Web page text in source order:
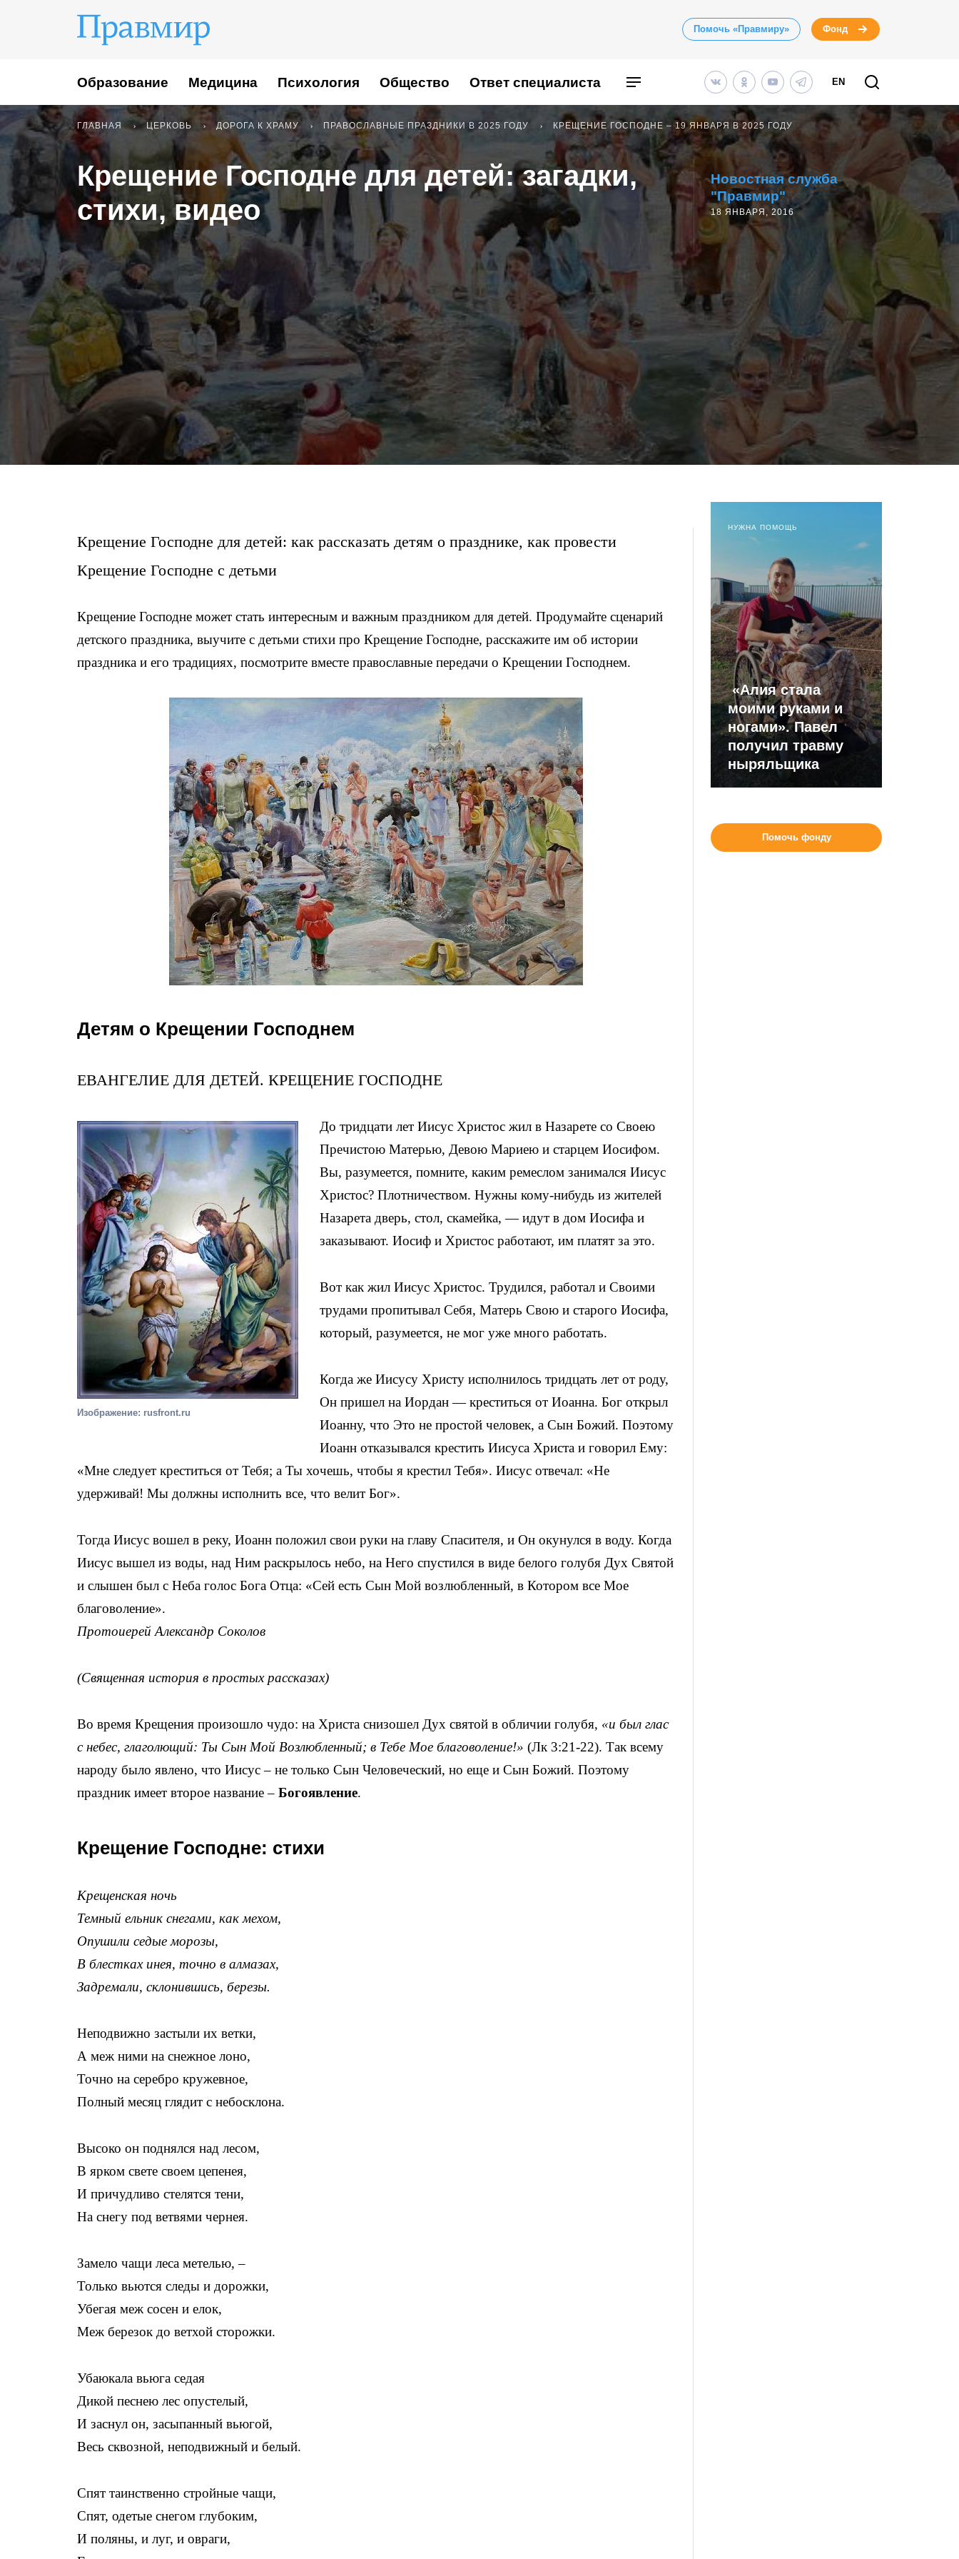
Помочь «Правмиру» Фонд
Образование Медицина Психология Общество Ответ специалиста EN
ГЛАВНАЯ ЦЕРКОВЬ ДОРОГА К ХРАМУ ПРАВОСЛАВНЫЕ ПРАЗДНИКИ В 2025 ГОДУ КРЕЩЕНИЕ ГОСПОДНЕ – 19 ЯНВАРЯ В 2025 ГОДУ
Крещение Господне для детей: загадки,
стихи, видео
Новостная служба
"Правмир"
18 ЯНВАРЯ, 2016
Крещение Господне для детей: как рассказать детям о празднике, как провести
Крещение Господне с детьми
Крещение Господне может стать интересным и важным праздником для детей. Продумайте сценарий
детского праздника, выучите с детьми стихи про Крещение Господне, расскажите им об истории
праздника и его традициях, посмотрите вместе православные передачи о Крещении Господнем.
Детям о Крещении Господнем
ЕВАНГЕЛИЕ ДЛЯ ДЕТЕЙ. КРЕЩЕНИЕ ГОСПОДНЕ
Изображение: rusfront.ru
До тридцати лет Иисус Христос жил в Назарете со Своею
Пречистою Матерью, Девою Мариею и старцем Иосифом.
Вы, разумеется, помните, каким ремеслом занимался Иисус
Христос? Плотничеством. Нужны кому-нибудь из жителей
Назарета дверь, стол, скамейка, — идут в дом Иосифа и
заказывают. Иосиф и Христос работают, им платят за это.
Вот как жил Иисус Христос. Трудился, работал и Своими
трудами пропитывал Себя, Матерь Свою и старого Иосифа,
который, разумеется, не мог уже много работать.
Когда же Иисусу Христу исполнилось тридцать лет от роду,
Он пришел на Иордан — креститься от Иоанна. Бог открыл
Иоанну, что Это не простой человек, а Сын Божий. Поэтому
Иоанн отказывался крестить Иисуса Христа и говорил Ему:
«Мне следует креститься от Тебя; а Ты хочешь, чтобы я крестил Тебя». Иисус отвечал: «Не
удерживай! Мы должны исполнить все, что велит Бог».
Тогда Иисус вошел в реку, Иоанн положил свои руки на главу Спасителя, и Он окунулся в воду. Когда
Иисус вышел из воды, над Ним раскрылось небо, на Него спустился в виде белого голубя Дух Святой
и слышен был с Неба голос Бога Отца: «Сей есть Сын Мой возлюбленный, в Котором все Мое
благоволение».
Протоиерей Александр Соколов
(Священная история в простых рассказах)
Во время Крещения произошло чудо: на Христа снизошел Дух святой в обличии голубя, «и был глас
с небес, глаголющий: Ты Сын Мой Возлюбленный; в Тебе Мое благоволение!» (Лк 3:21-22). Так всему
народу было явлено, что Иисус – не только Сын Человеческий, но еще и Сын Божий. Поэтому
праздник имеет второе название – Богоявление.
Крещение Господне: стихи
Крещенская ночь
Темный ельник снегами, как мехом,
Опушили седые морозы,
В блестках инея, точно в алмазах,
Задремали, склонившись, березы.
Неподвижно застыли их ветки,
А меж ними на снежное лоно,
Точно на серебро кружевное,
Полный месяц глядит с небосклона.
Высоко он поднялся над лесом,
В ярком свете своем цепенея,
И причудливо стелятся тени,
На снегу под ветвями чернея.
Замело чащи леса метелью, –
Только вьются следы и дорожки,
Убегая меж сосен и елок,
Меж березок до ветхой сторожки.
Убаюкала вьюга седая
Дикой песнею лес опустелый,
И заснул он, засыпанный вьюгой,
Весь сквозной, неподвижный и белый.
Спят таинственно стройные чащи,
Спят, одетые снегом глубоким,
И поляны, и луг, и овраги,
НУЖНА ПОМОЩЬ
«Алия стала
моими руками и
ногами». Павел
получил травму
ныряльщика
Помочь фонду